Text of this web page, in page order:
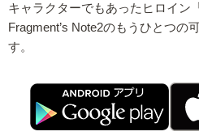
キャラクターでもあったヒロイン
Fragment’s Note2のもうひとつの
す。